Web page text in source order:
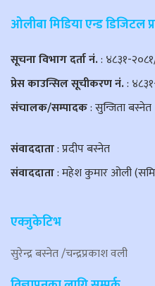
ओलीबा मिडिया एन्ड डिजिटल
सूचना विभाग दर्ता नं.: ४८३१-
प्रेस काउन्सिल सूचीकरण नं.:
संचालक/सम्पादक: सुन्जिता बस्नेत
संवाददाता: प्रदीप बस्नेत
संवाददाता: महेश कुमार ओली
एक्जुकेटिभ
सुरेन्द्र बस्नेत /चन्द्रप्रकाश वली